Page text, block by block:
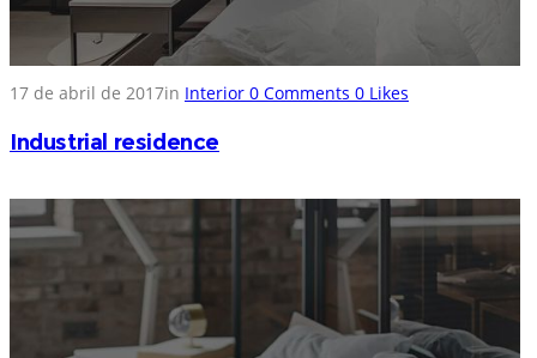
17 de abril de 2017in Interior 0 Comments 0 Likes
Industrial residence